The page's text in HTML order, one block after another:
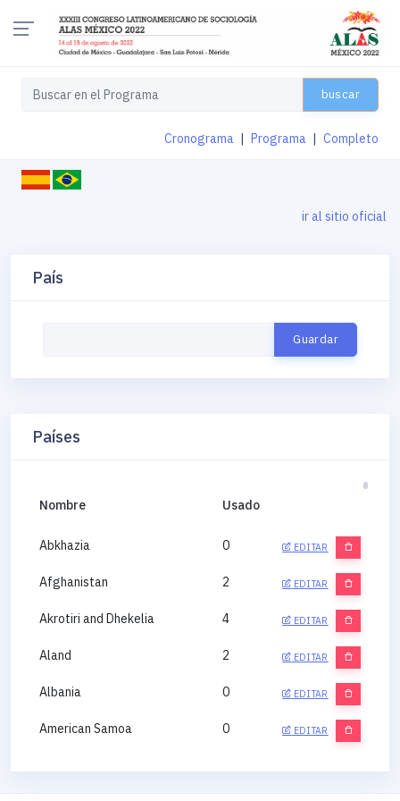
buscar
Cronograma Programa Completo
ir al sitio oficial
País
Países
Nombre Usado
Abkhazia 0 EDITAR
Afghanistan 2 EDITAR
Akrotiri and Dhekelia 4 EDITAR
Aland 2 EDITAR
Albania 0 EDITAR
American Samoa 0 EDITAR